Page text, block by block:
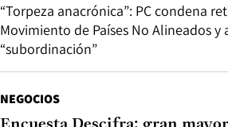
“Torpeza anacrónica”: PC condena
Movimiento de Países No Alineados y
“subordinación”
NEGOCIOS